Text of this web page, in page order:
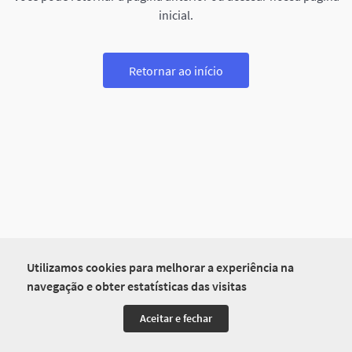
Utilizamos cookies para melhorar a experiência na
navegação e obter estatísticas das visitas
Aceitar e fechar
inicial.
Retornar ao início